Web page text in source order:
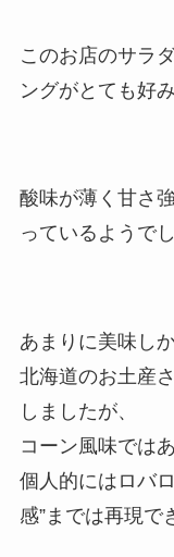
このお店のサラ
ングがとても好
酸味が薄く甘さ
っているようでし
あまりに美味し
北海道のお土産
しましたが、
コーン風味では
個人的にはロバ
感”までは再現で